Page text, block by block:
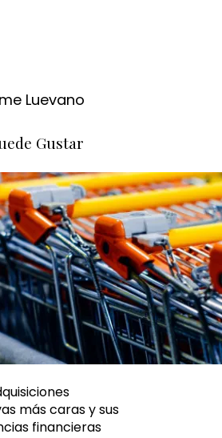
Luevano
Gustar
más caras y sus
financieras